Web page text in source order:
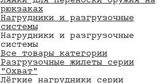
рюкзаках
Нагрудники и разгрузочные
системы
Нагрудники и разгрузочные
системы
Все товары категории
Разгрузочные жилеты серии
"Охват"
Лёгкие нагрудники серии